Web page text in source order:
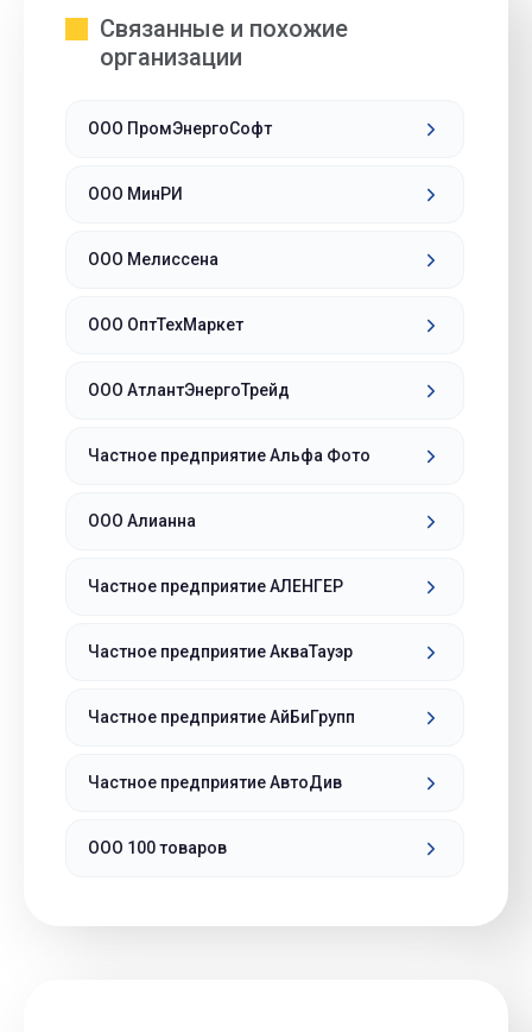
Связанные и похожие
организации
ООО ПромЭнергоСофт
ООО МинРИ
ООО Мелиссена
ООО ОптТехМаркет
ООО АтлантЭнергоТрейд
Частное предприятие Альфа Фото
ООО Алианна
Частное предприятие АЛЕНГЕР
Частное предприятие АкваТауэр
Частное предприятие АйБиГрупп
Частное предприятие АвтоДив
ООО 100 товаров